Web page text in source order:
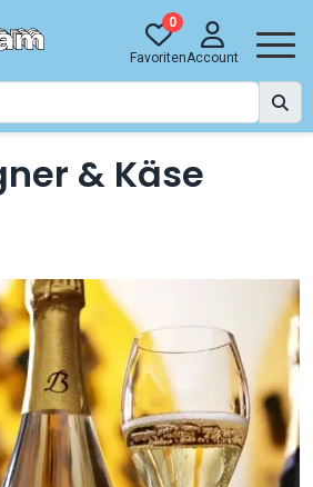
0
FavoritenAccount
& Käse